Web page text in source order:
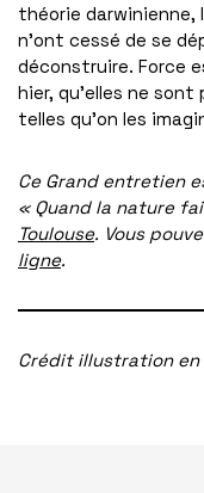
théorie
n’ont cessé de se
déconstruire. Force
hier, qu’elles ne
telles qu’on les
Ce Grand entretien
« Quand la nature
Toulouse. Vous
ligne.
Crédit illustration